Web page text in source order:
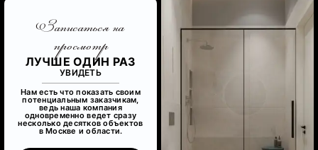
Записаться на
просмотр
ЛУЧШЕ ОДИН РАЗ
УВИДЕТЬ
Нам есть что показать своим
потенциальным заказчикам,
ведь наша компания
одновременно ведет сразу
несколько десятков объектов
в Москве и области.